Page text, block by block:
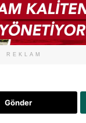
REKLAM
Gönder